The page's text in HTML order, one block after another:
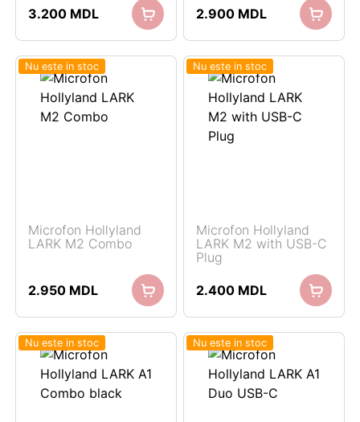
3.200 MDL 2.900 MDL
Nu este in stoc
Microfon Hollyland
LARK M2 Combo
2.950 MDL
Nu este in stoc
Microfon Hollyland
LARK M2 with USB-C
Plug
2.400 MDL
Nu este in stoc Nu este in stoc